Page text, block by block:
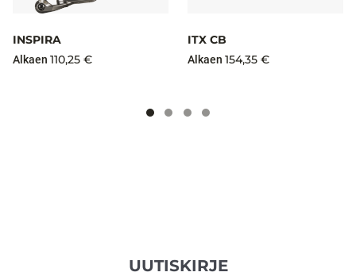
INSPIRA
Alkaen 110,25 €
ITX CB
Alkaen 154,35 €
UUTISKIRJE